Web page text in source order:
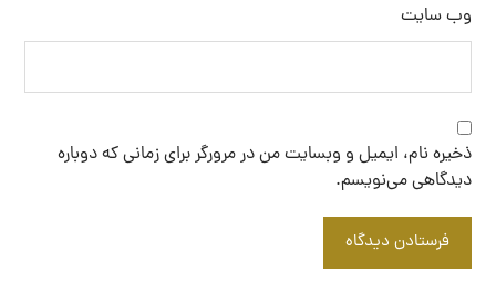
وب‌ سایت
ذخیره نام، ایمیل و وبسایت من در مرورگر برای زمانی که دوباره
دیدگاهی می‌نویسم.
فرستادن دیدگاه